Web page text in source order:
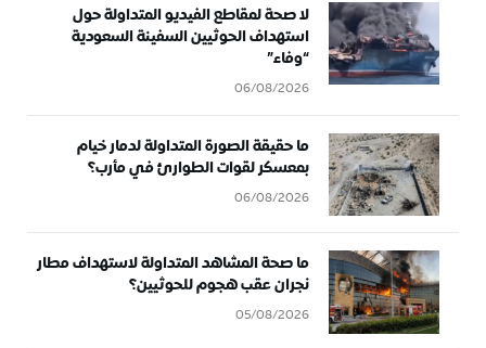
لا صحة لمقاطع الفيديو المتداولة حول
استهداف الحوثيين السفينة السعودية
“وفاء”
06/08/2026
ما حقيقة الصورة المتداولة لدمار خيام
بمعسكر لقوات الطوارئ في مأرب؟
06/08/2026
ما صحة المشاهد المتداولة لاستهداف مطار
نجران عقب هجوم للحوثيين؟
05/08/2026